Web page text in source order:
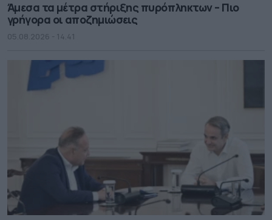
Άμεσα τα μέτρα στήριξης πυρόπληκτων – Πιο
γρήγορα οι αποζημιώσεις
05.08.2026 - 14.41